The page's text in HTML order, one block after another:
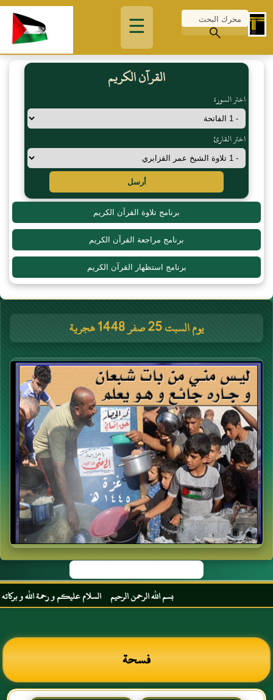
☰
القرآن الكريم
اختر السورة
اختر القارئ
أرسل
برنامج تلاوة القرآن الكريم
برنامج مراجعة القرآن الكريم
برنامج استظهار القرآن الكريم
يوم السبت 25 صفر 1448 هجرية
بسم الله الرحمن الرحيم السلام عليكم و رحمة الله و بركاته
فسحة